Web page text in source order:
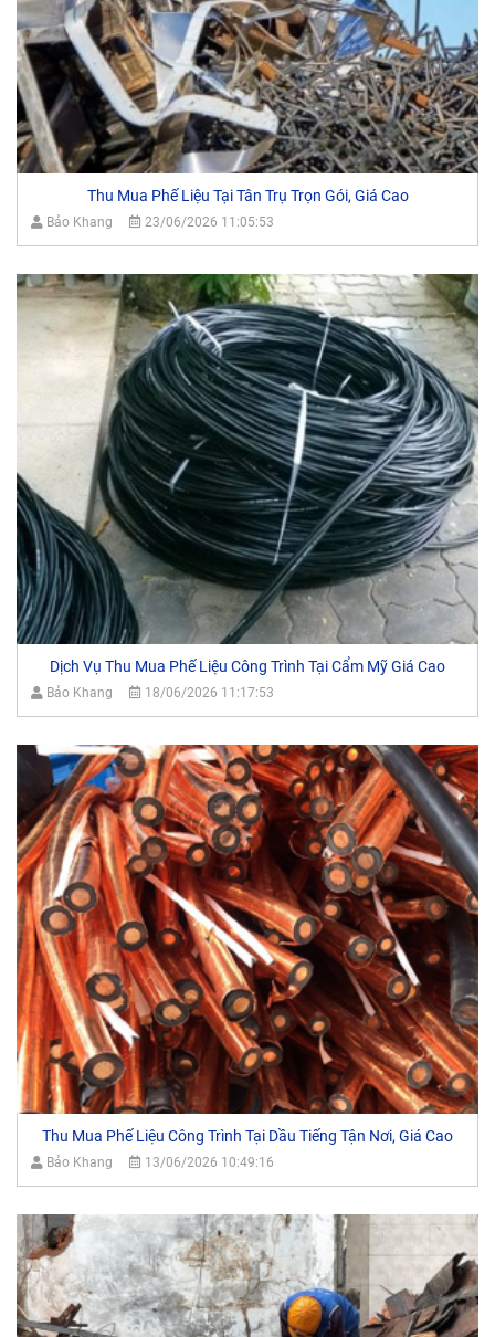
Thu Mua Phế Liệu Tại Tân Trụ Trọn Gói, Giá Cao
Bảo Khang 23/06/2026 11:05:53
Dịch Vụ Thu Mua Phế Liệu Công Trình Tại Cẩm Mỹ Giá Cao
Bảo Khang 18/06/2026 11:17:53
Thu Mua Phế Liệu Công Trình Tại Dầu Tiếng Tận Nơi, Giá Cao
Bảo Khang 13/06/2026 10:49:16